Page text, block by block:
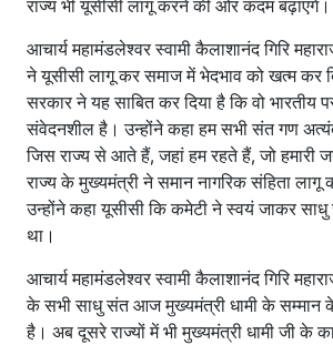
राज्य भी यूसीसी लागू करने की ओर कदम बढ़ाएंगे।
आचार्य महामंडलेश्वर स्वामी कैलाशानंद गिरि
ने यूसीसी लागू कर समाज में भेदभाव को खत्म कर
सरकार ने यह साबित कर दिया है कि वो भारतीय
संवेदनशील है। उन्होंने कहा हम सभी संत गण अत्यंत
जिस राज्य से आते हैं, जहां हम रहते हैं, जो हमारी
राज्य के मुख्यमंत्री ने समान नागरिक संहिता लागू
उन्होंने कहा यूसीसी कि कमेटी ने स्वयं जाकर साधु
था।
आचार्य महामंडलेश्वर स्वामी कैलाशानंद गिरि
के सभी साधु संत आज मुख्यमंत्री धामी के सम्मान
है। अब दूसरे राज्यों में भी मुख्यमंत्री धामी जी के